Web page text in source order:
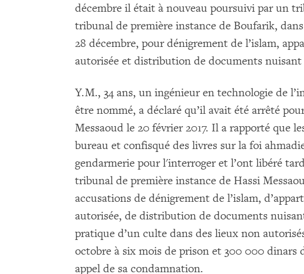
décembre il était à nouveau poursuivi par un
tribunal de première instance de Boufarik,
28 décembre, pour dénigrement de l’islam,
autorisée et distribution de documents
Y.M., 34 ans, un ingénieur en technologie de
être nommé, a déclaré qu’il avait été arrêté
Messaoud le 20 février 2017. Il a rapporté que
bureau et confisqué des livres sur la foi
gendarmerie pour l'interroger et l’ont libéré
tribunal de première instance de Hassi
accusations de dénigrement de l’islam,
autorisée, de distribution de documents
pratique d’un culte dans des lieux non
octobre à six mois de prison et 300 000 dinars
appel de sa condamnation.